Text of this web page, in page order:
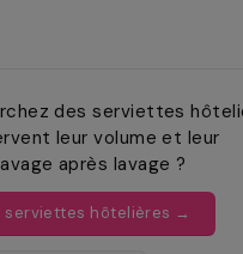
des serviettes
leur volume et leur
après lavage ?
serviettes hôtelières →